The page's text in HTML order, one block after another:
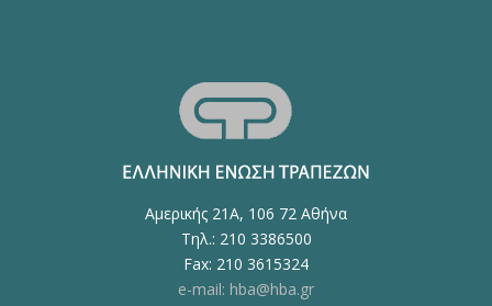
Αμερικής 21Α, 106 72 Αθήνα
Τηλ.: 210 3386500
Fax: 210 3615324
e-mail: hba@hba.gr